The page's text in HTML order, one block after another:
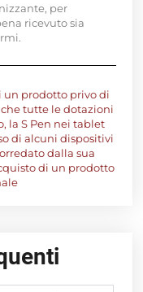
per
ricevuto sia
un prodotto privo di
tutte le dotazioni
la S Pen nei tablet
di alcuni dispositivi
dalla sua
di un prodotto